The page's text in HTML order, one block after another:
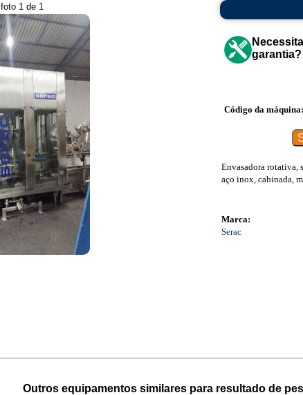
foto 1 de 1
garantia?
Código da máquina:
Envasadora rotativa,
aço inox, cabinada,
Marca:
Serac
Outros equipamentos similares para resultado de